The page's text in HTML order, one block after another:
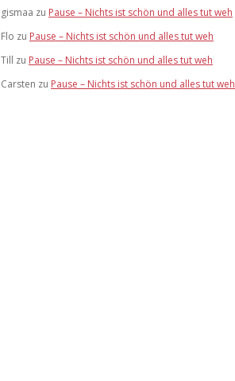
gismaa zu Pause – Nichts ist schön und alles tut weh
Flo zu Pause – Nichts ist schön und alles tut weh
Till zu Pause – Nichts ist schön und alles tut weh
Carsten zu Pause – Nichts ist schön und alles tut weh